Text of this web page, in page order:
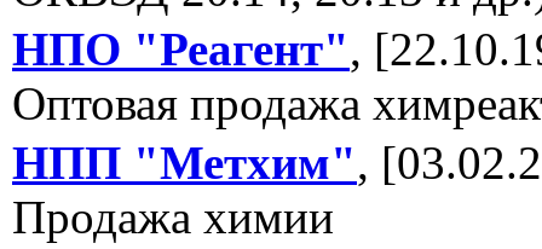
НПО "Реагент",
Оптовая продажа
НПП "Метхим",
Продажа химии